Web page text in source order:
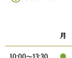
月
10:00〜13:30